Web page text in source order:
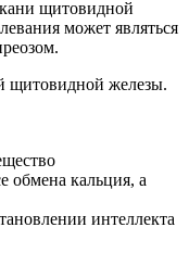
щитовидной
может являться
щитовидной железы.
обмена кальция, а
интеллекта